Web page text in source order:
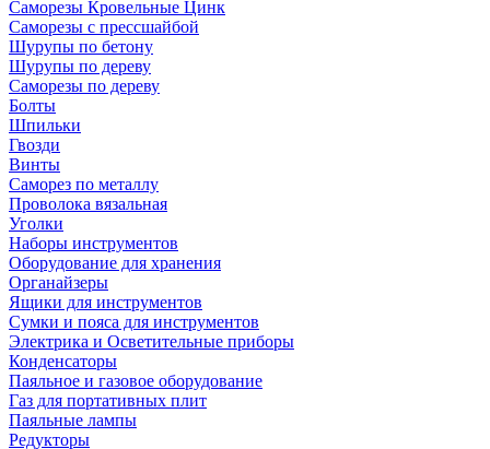
Саморезы Кровельные Цинк
Саморезы с прессшайбой
Шурупы по бетону
Шурупы по дереву
Саморезы по дереву
Болты
Шпильки
Гвозди
Винты
Саморез по металлу
Проволока вязальная
Уголки
Наборы инструментов
Оборудование для хранения
Органайзеры
Ящики для инструментов
Сумки и пояса для инструментов
Электрика и Осветительные приборы
Конденсаторы
Паяльное и газовое оборудование
Газ для портативных плит
Паяльные лампы
Редукторы